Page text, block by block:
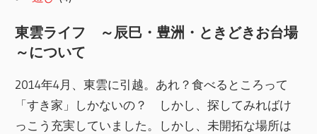
東雲ライフ ～辰巳・豊洲・ときどきお台場
～について
2014年4月、東雲に引越。あれ？食べるところって
「すき家」しかないの？ しかし、探してみればけ
っこう充実していました。しかし、未開拓な場所は